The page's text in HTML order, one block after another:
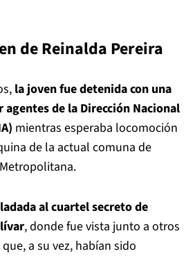
de Reinalda Pereira
la joven fue detenida con una
de la Dirección Nacional
mientras esperaba locomoción
de la actual comuna de
al cuartel secreto de
, donde fue vista junto a otros
a su vez, habían sido